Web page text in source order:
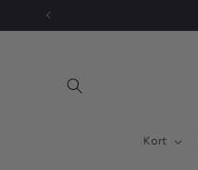
videre til
innholdet
Kort